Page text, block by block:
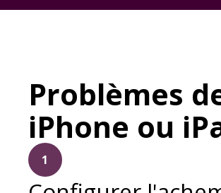
Problèmes
iPhone ou
1